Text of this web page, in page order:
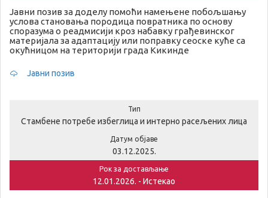
Јавни позив за доделу помоћи намењене побољшању
услова становања породица повратника по основу
споразума о реадмисији кроз набавку грађевинског
материјала за адаптацију или поправку сеоске куће са
окућницом на територији града Кикинде
Јавни позив
Тип
Стамбене потребе избеглица и интерно расељених лица
Датум објаве
03.12.2025.
Рок за достављање
12.01.2026. - Истекао